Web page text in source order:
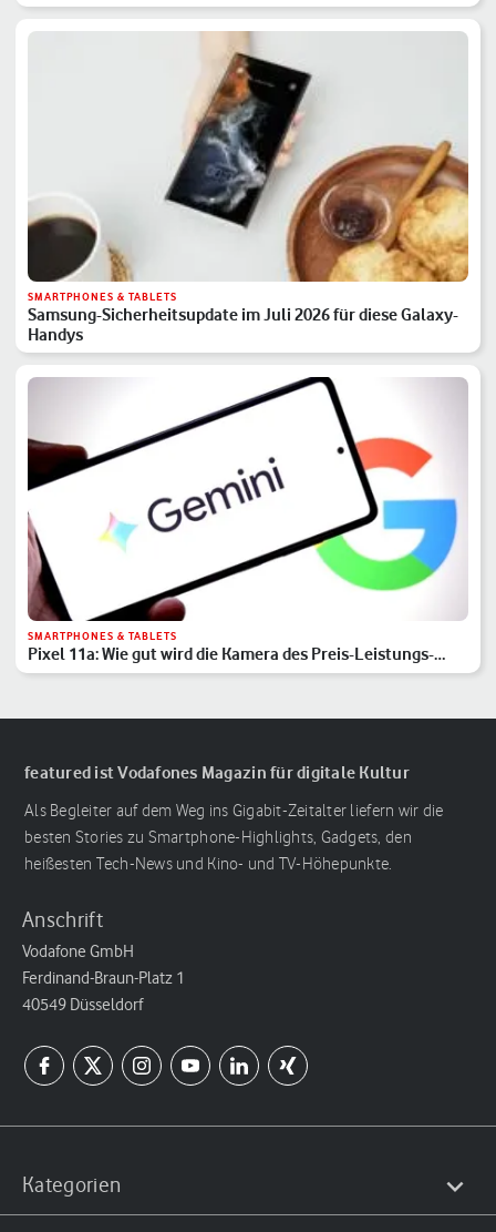
SMARTPHONES & TABLETS
Samsung-Sicherheitsupdate im Juli 2026 für diese Galaxy-
Handys
SMARTPHONES & TABLETS
Pixel 11a: Wie gut wird die Kamera des Preis-Leistungs-
Hits?
featured ist Vodafones Magazin für digitale Kultur
Als Begleiter auf dem Weg ins Gigabit-Zeitalter liefern wir die
besten Stories zu Smartphone-Highlights, Gadgets, den
heißesten Tech-News und Kino- und TV-Höhepunkte.
Anschrift
Vodafone GmbH
Ferdinand-Braun-Platz 1
40549 Düsseldorf
Kategorien